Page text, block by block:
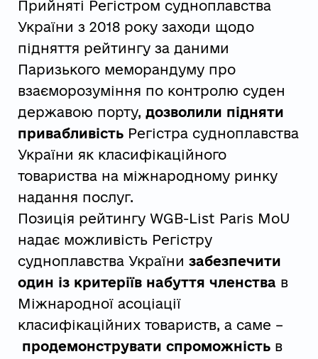
Прийняті Регістром судноплавства
України з 2018 року заходи щодо
підняття рейтингу за даними
Паризького меморандуму про
взаєморозуміння по контролю суден
державою порту, дозволили підняти
привабливістьРегістра судноплавства
України як класифікаційного
товариства на міжнародному ринку
надання послуг.
Позиція рейтингу WGB-List Paris MoU
надає можливість Регістру
судноплавства України забезпечити
один із критеріїв набуття членства в
Міжнародної асоціації
класифікаційних товариств, а саме –
продемонструвати спроможністьв